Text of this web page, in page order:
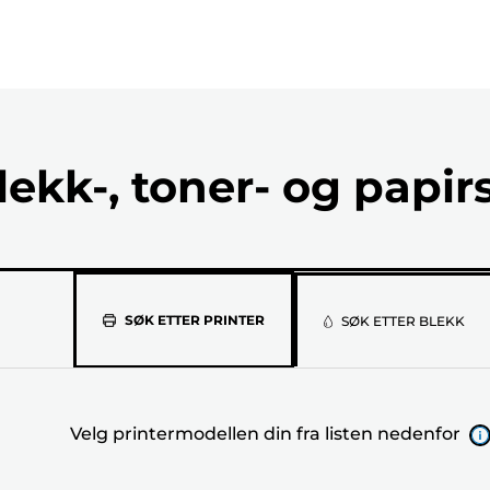
, toner- og
SØK ETTER PRINTER
Velg
din
SØK ETTER BLEKK
Velg printermodellen din fra listen nedenfor